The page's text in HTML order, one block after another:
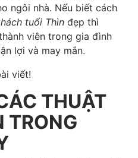
ngôi nhà. Nếu biết cách
tuổi Thìn đẹp thì
viên trong gia đình
lợi và may mắn.
viết!
THUẬT
TRONG